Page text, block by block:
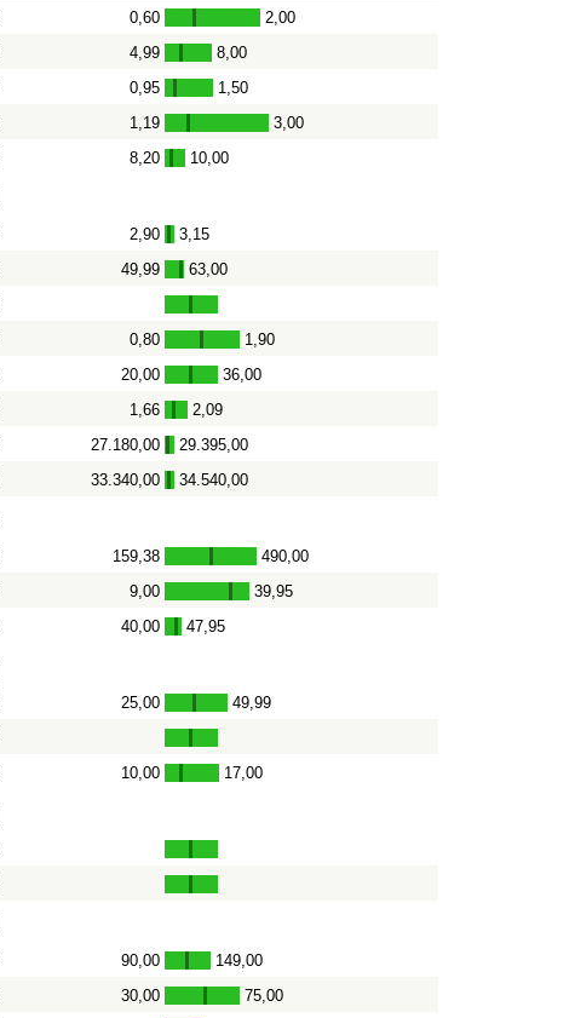
0,60 - 2,00
4,99 - 8,00
0,95 - 1,50
1,19 - 3,00
8,20 - 10,00
2,90 - 3,15
49,99 - 63,00
0,80 - 1,90
20,00 - 36,00
1,66 - 2,09
27.180,00 - 29.395,00
33.340,00 - 34.540,00
159,38 - 490,00
9,00 - 39,95
40,00 - 47,95
25,00 - 49,99
10,00 - 17,00
90,00 - 149,00
30,00 - 75,00